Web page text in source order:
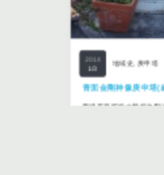
2014
1/3
地域史, 庚申塔
青面金剛神像庚申塔(
西武有楽町線の新桜台